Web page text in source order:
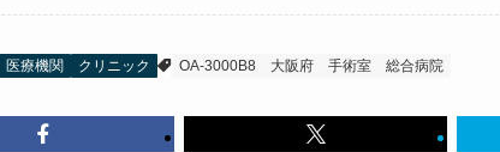
医療機関 クリニック OA-3000B8 大阪府 手術室 総合病院